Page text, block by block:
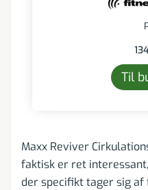
Til
Maxx Reviver
faktisk er ret
der specifikt tager sig